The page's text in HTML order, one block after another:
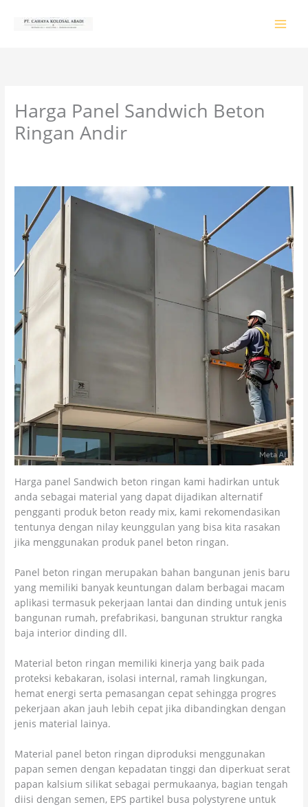
Harga Panel Sandwich Beton
Ringan Andir
Harga panel Sandwich beton ringan kami hadirkan untuk
anda sebagai material yang dapat dijadikan alternatif
pengganti produk beton ready mix, kami rekomendasikan
tentunya dengan nilay keunggulan yang bisa kita rasakan
jika menggunakan produk panel beton ringan.
Panel beton ringan merupakan bahan bangunan jenis baru
yang memiliki banyak keuntungan dalam berbagai macam
aplikasi termasuk pekerjaan lantai dan dinding untuk jenis
bangunan rumah, prefabrikasi, bangunan struktur rangka
baja interior dinding dll.
Material beton ringan memiliki kinerja yang baik pada
proteksi kebakaran, isolasi internal, ramah lingkungan,
hemat energi serta pemasangan cepat sehingga progres
pekerjaan akan jauh lebih cepat jika dibandingkan dengan
jenis material lainya.
Material panel beton ringan diproduksi menggunakan
papan semen dengan kepadatan tinggi dan diperkuat serat
papan kalsium silikat sebagai permukaanya, bagian tengah
diisi dengan semen, EPS partikel busa polystyrene untuk